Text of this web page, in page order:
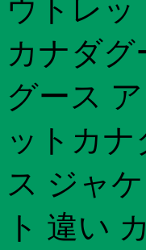
ウトレッ
カナダグ
グース
ットカ
ス ジャ
ト 違い